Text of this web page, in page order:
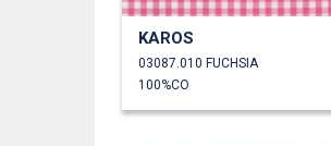
KAROS
03087.010 FUCHSIA
100%CO